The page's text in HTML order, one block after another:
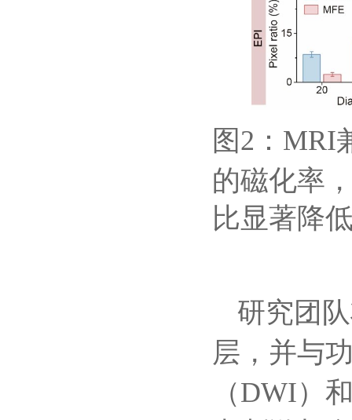
图2 ： MRI
的磁化率
比显著降
研究团
层，并与
（ DWI ）